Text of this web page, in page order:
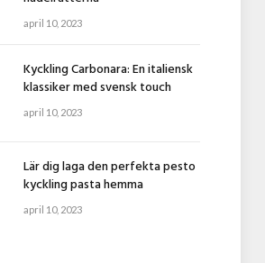
april 10, 2023
Kyckling Carbonara: En italiensk
klassiker med svensk touch
april 10, 2023
Lär dig laga den perfekta pesto
kyckling pasta hemma
april 10, 2023